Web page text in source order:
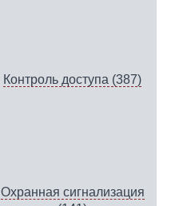
Контроль доступа (387)
Охранная сигнализация